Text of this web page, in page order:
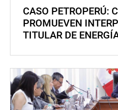
CASO PETROPERÚ:
PROMUEVEN
TITULAR DE